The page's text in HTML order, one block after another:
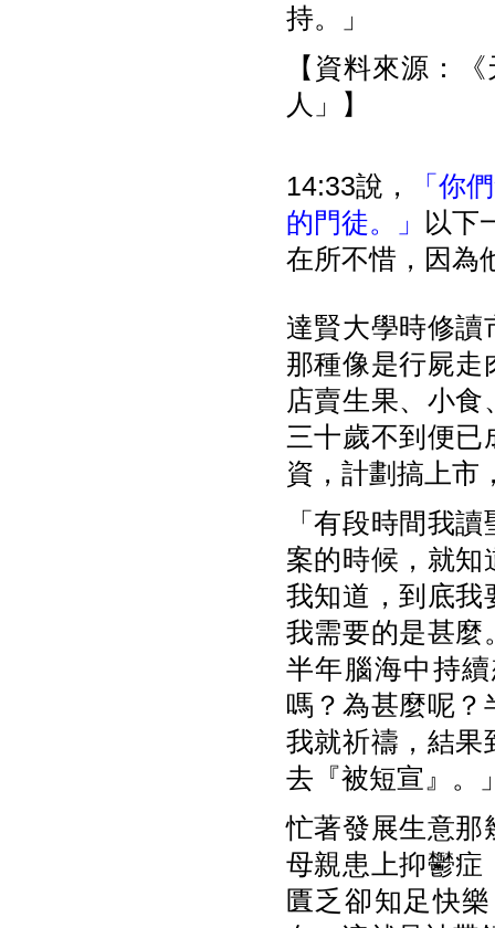
持。」
【資料來源：
人」】
14:33說，
「你
的門徒。」
以下
在所不惜，因為
達賢大學時修讀
那種像是行屍走
店賣生果、小
三十歲不到便
資，計劃搞上市
「有段時間我
案的時候，就知
我知道，到底我
我需要的是甚麼
半年腦海中持
嗎？為甚麼呢？
我就祈禱，結果
去『被短宣』。
忙著發展生意那
母親患上抑鬱症
匱乏卻知足快